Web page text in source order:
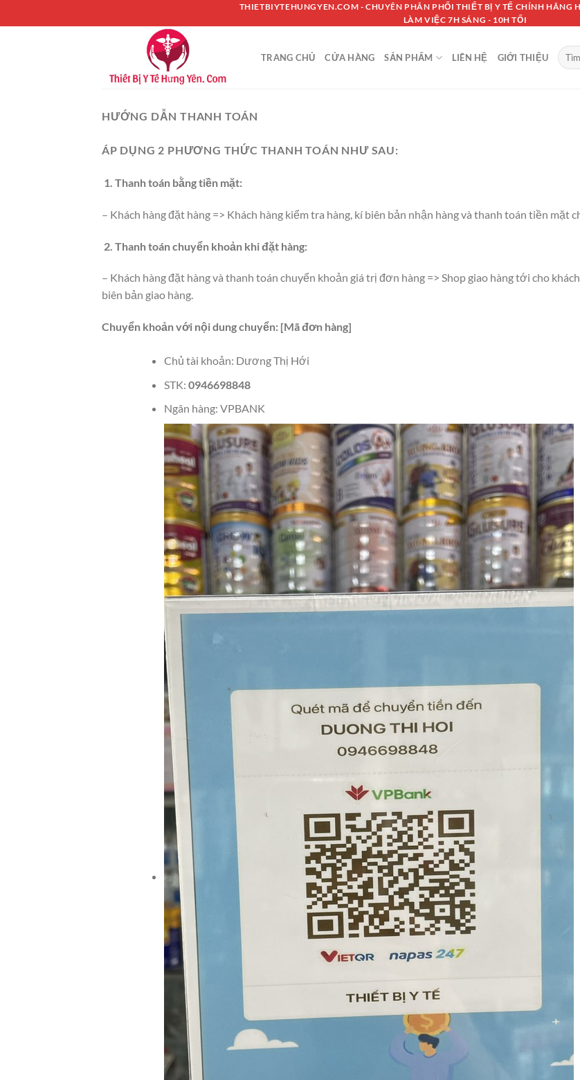
đến
THIETBIYTEHUNGYEN.COM - CHUYÊN PHÂN PHỐI THIẾT BỊ Y TẾ CHÍNH HÃNG
LÀM VIỆC 7H SÁNG - 10H TỐI
TRANG CHỦ CỬA HÀNG SẢN PHẨM LIÊN HỆ GIỚI THIỆU
Tìm
kiếm:
HƯỚNG DẪN THANH TOÁN
ÁP DỤNG 2 PHƯƠNG THỨC THANH TOÁN NHƯ SAU:
1. Thanh toán bằng tiền mặt:
– Khách hàng đặt hàng => Khách hàng kiểm tra hàng, kí biên bản nhận hàng và thanh toán tiền mặt
2. Thanh toán chuyển khoản khi đặt hàng:
– Khách hàng đặt hàng và thanh toán chuyển khoản giá trị đơn hàng => Shop giao hàng tới cho
biên bản giao hàng.
Chuyển khoản với nội dung chuyển: [Mã đơn hàng]
Chủ tài khoản: Dương Thị Hới
STK: 0946698848
Ngân hàng: VPBANK